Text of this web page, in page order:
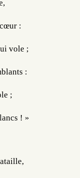
:
vole ;
:
;
! »